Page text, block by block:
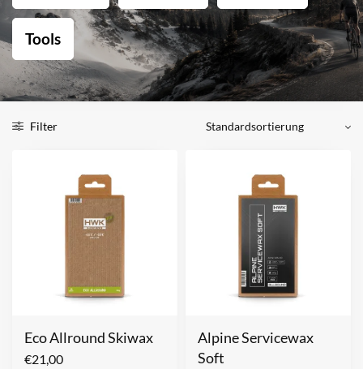
Tools
Filter
Eco Allround Skiwax
€21,00
Alpine Servicewax
Soft